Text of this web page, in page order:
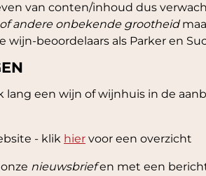
van conten/inhoud dus
andere onbekende grootheid
beoordelaars als Parker en
lang een wijn of wijnhuis in de
- klik hier voor een overzicht
nieuwsbriefen met een